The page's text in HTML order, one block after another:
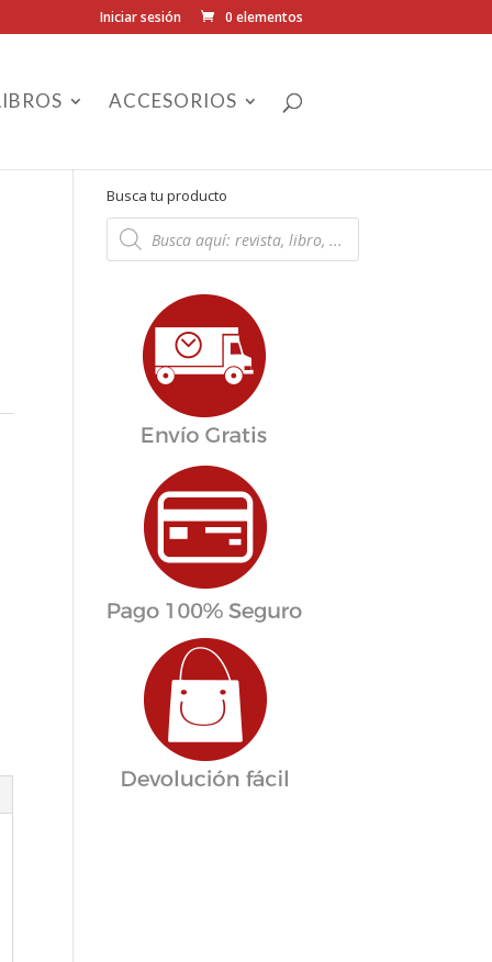
Iniciar sesión 0 elementos
ACCESORIOS
Busca tu producto
Búsqueda
de
productos